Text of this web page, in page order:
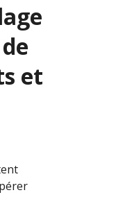
et